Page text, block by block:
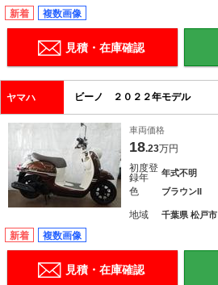
新着 複数画像
見積・在庫確認
ヤマハ ビーノ ２０２２年モデル
車両価格
18.23万円
初度登
録年
年式不明
色 ブラウンII
地域 千葉県 松戸市
新着 複数画像
見積・在庫確認